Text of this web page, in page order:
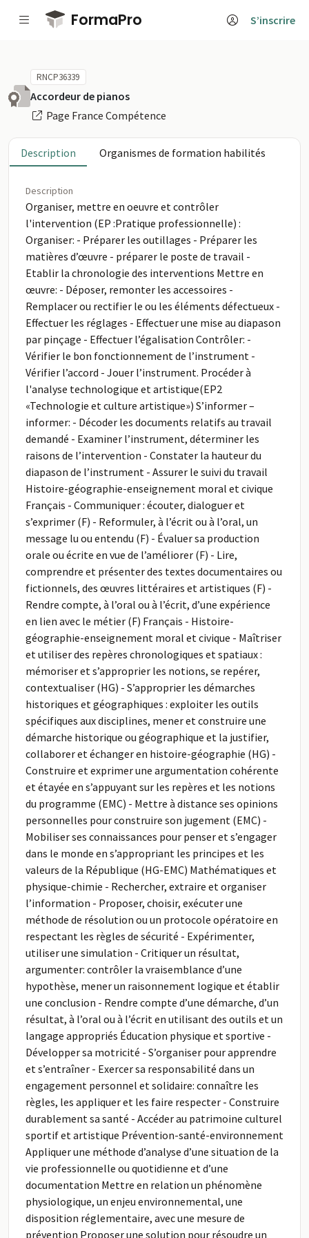
Passer au contenu principal
FormaPro S’inscrire
RNCP36339
Accordeur de pianos
Page France Compétence
Description Organismes de formation habilités
Description
Organiser, mettre en oeuvre et contrôler
l'intervention (EP :Pratique professionnelle) :
Organiser: - Préparer les outillages - Préparer les
matières d’œuvre - préparer le poste de travail -
Etablir la chronologie des interventions Mettre en
œuvre: - Déposer, remonter les accessoires -
Remplacer ou rectifier le ou les éléments défectueux -
Effectuer les réglages - Effectuer une mise au diapason
par pinçage - Effectuer l’égalisation Contrôler: -
Vérifier le bon fonctionnement de l’instrument -
Vérifier l’accord - Jouer l’instrument. Procéder à
l'analyse technologique et artistique(EP2
«Technologie et culture artistique») S’informer –
informer: - Décoder les documents relatifs au travail
demandé - Examiner l’instrument, déterminer les
raisons de l’intervention - Constater la hauteur du
diapason de l’instrument - Assurer le suivi du travail
Histoire-géographie-enseignement moral et civique
Français - Communiquer : écouter, dialoguer et
s’exprimer (F) - Reformuler, à l’écrit ou à l’oral, un
message lu ou entendu (F) - Évaluer sa production
orale ou écrite en vue de l’améliorer (F) - Lire,
comprendre et présenter des textes documentaires ou
fictionnels, des œuvres littéraires et artistiques (F) -
Rendre compte, à l’oral ou à l’écrit, d’une expérience
en lien avec le métier (F) Français - Histoire-
géographie-enseignement moral et civique - Maîtriser
et utiliser des repères chronologiques et spatiaux :
mémoriser et s’approprier les notions, se repérer,
contextualiser (HG) - S’approprier les démarches
historiques et géographiques : exploiter les outils
spécifiques aux disciplines, mener et construire une
démarche historique ou géographique et la justifier,
collaborer et échanger en histoire-géographie (HG) -
Construire et exprimer une argumentation cohérente
et étayée en s’appuyant sur les repères et les notions
du programme (EMC) - Mettre à distance ses opinions
personnelles pour construire son jugement (EMC) -
Mobiliser ses connaissances pour penser et s’engager
dans le monde en s’appropriant les principes et les
valeurs de la République (HG-EMC) Mathématiques et
physique-chimie - Rechercher, extraire et organiser
l’information - Proposer, choisir, exécuter une
méthode de résolution ou un protocole opératoire en
respectant les règles de sécurité - Expérimenter,
utiliser une simulation - Critiquer un résultat,
argumenter: contrôler la vraisemblance d’une
hypothèse, mener un raisonnement logique et établir
une conclusion - Rendre compte d’une démarche, d’un
résultat, à l’oral ou à l’écrit en utilisant des outils et un
langage appropriés Éducation physique et sportive -
Développer sa motricité - S’organiser pour apprendre
et s’entraîner - Exercer sa responsabilité dans un
engagement personnel et solidaire: connaître les
règles, les appliquer et les faire respecter - Construire
durablement sa santé - Accéder au patrimoine culturel
sportif et artistique Prévention-santé-environnement
Appliquer une méthode d’analyse d’une situation de la
vie professionnelle ou quotidienne et d’une
documentation Mettre en relation un phénomène
physiologique, un enjeu environnemental, une
disposition réglementaire, avec une mesure de
prévention Proposer une solution pour résoudre un